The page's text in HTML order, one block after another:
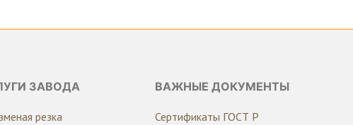
ЗАВОДА
резка
ВАЖНЫЕ ДОКУМЕНТЫ
Сертификаты ГОСТ Р